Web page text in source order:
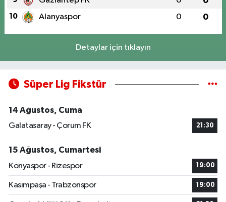
10 Alanyaspor 0 0
Detaylar için tıklayın
Süper Lig Fikstür
14 Ağustos, Cuma
Galatasaray - Çorum FK
21:30
15 Ağustos, Cumartesi
Konyaspor - Rizespor
19:00
Kasımpaşa - Trabzonspor 19:00